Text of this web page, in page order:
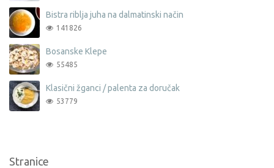
Bistra riblja juha na dalmatinski način
141826
Bosanske Klepe
55485
Klasični žganci / palenta za doručak
53779
Stranice